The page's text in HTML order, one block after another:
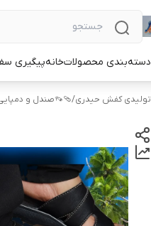
دسته‌بندی محصولاتخانهپیگیری
تولیدی کفش حیدری/🩴👡صندل و دمپایی